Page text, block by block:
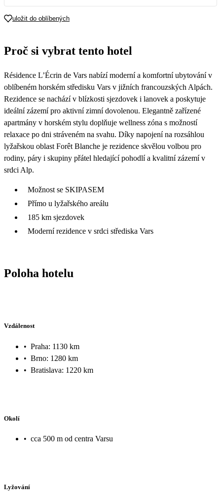
8 849 25 339 25 339 25 339 25 339 25 339 25 339
21 22
28 29 30 31
uložit do oblíbených
Proč si vybrat tento hotel
Résidence L’Écrin de Vars nabízí moderní a komfortní ubytování v
oblíbeném horském středisku Vars v jižních francouzských Alpách.
Rezidence se nachází v blízkosti sjezdovek i lanovek a poskytuje
ideální zázemí pro aktivní zimní dovolenou. Elegantně zařízené
apartmány v horském stylu doplňuje wellness zóna s možností
relaxace po dni stráveném na svahu. Díky napojení na rozsáhlou
lyžařskou oblast Forêt Blanche je rezidence skvělou volbou pro
rodiny, páry i skupiny přátel hledající pohodlí a kvalitní zázemí v
srdci Alp.
Možnost se SKIPASEM
Přímo u lyžařského areálu
185 km sjezdovek
Moderní rezidence v srdci střediska Vars
Poloha hotelu
Vzdálenost
• Praha: 1130 km
• Brno: 1280 km
• Bratislava: 1220 km
Okolí
• cca 500 m od centra Varsu
Lyžování